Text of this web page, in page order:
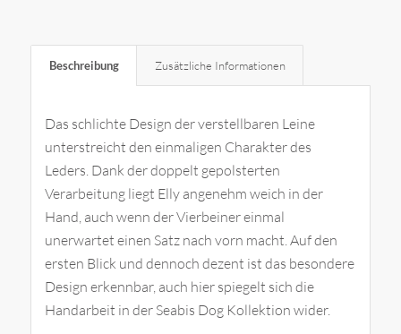
Beschreibung Zusätzliche Informationen
Das schlichte Design der verstellbaren Leine
unterstreicht den einmaligen Charakter des
Leders. Dank der doppelt gepolsterten
Verarbeitung liegt Elly angenehm weich in der
Hand, auch wenn der Vierbeiner einmal
unerwartet einen Satz nach vorn macht. Auf den
ersten Blick und dennoch dezent ist das besondere
Design erkennbar, auch hier spiegelt sich die
Handarbeit in der Seabis Dog Kollektion wider.